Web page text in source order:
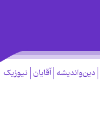
دین‌واندیشه آقایان نیوزیک